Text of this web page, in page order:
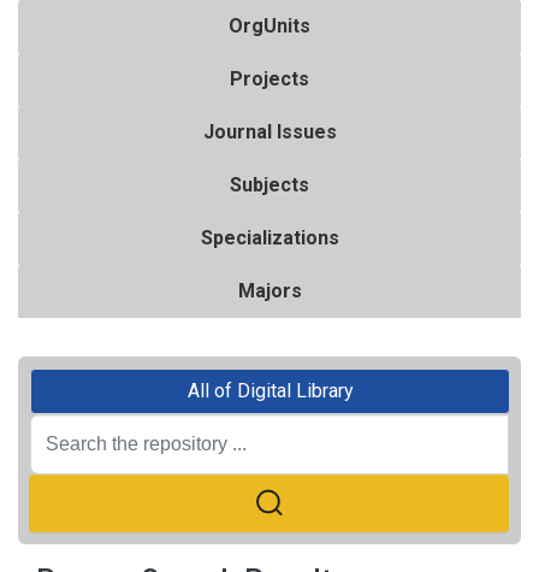
OrgUnits
Projects
Journal Issues
Subjects
Specializations
Majors
All of Digital Library